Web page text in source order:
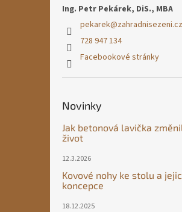
Ing. Petr Pekárek, DiS., MBA
pekarek@zahradnisezeni.cz
728 947 134
Facebookové stránky
Novinky
Jak betonová lavička
život
12.3.2026
Kovové nohy ke stolu a
koncepce
18.12.2025